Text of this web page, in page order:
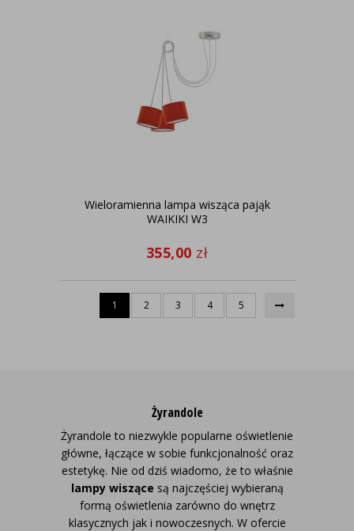
Wieloramienna lampa wisząca pająk
WAIKIKI W3
355,00 zł
1 2 3 4 5
Żyrandole
Żyrandole to niezwykle popularne oświetlenie
główne, łączące w sobie funkcjonalność oraz
estetykę. Nie od dziś wiadomo, że to właśnie
lampy wiszące są najczęściej wybieraną
formą oświetlenia zarówno do wnętrz
klasycznych jak i nowoczesnych. W ofercie